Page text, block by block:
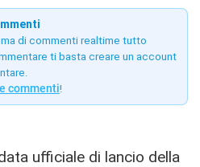
di commenti realtime tutto
ti basta creare un account
commenti!
ufficiale di lancio della